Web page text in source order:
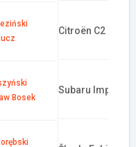
Citroën C2 R2
Bosek
Subaru Impreza